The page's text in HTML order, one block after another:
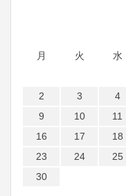
月
火 水
2
3 4
9
10 11
16
17 18
23
24 25
30